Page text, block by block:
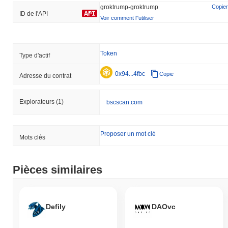
ID de l'API
groktrump-groktrump
Copier
Voir comment l''utiliser
Type d'actif Token
Adresse du contrat 0x94...4fbc Copie
Explorateurs (1) bscscan.com
Mots clés Proposer un mot clé
Pièces similaires
Defily DAOvc